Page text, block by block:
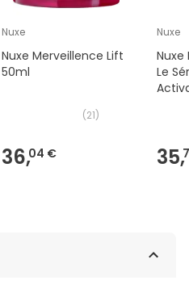
Nuxe
Nuxe Merveillence Lift
50ml
(21)
36,04 €
Nuxe
Nuxe
Le
35,